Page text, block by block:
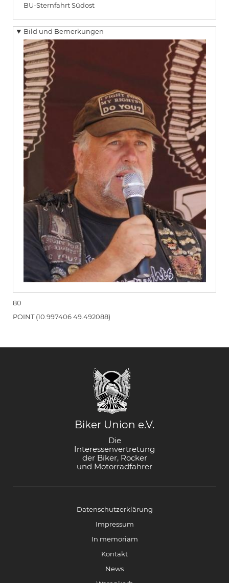
BU-Sternfahrt Südost
Bild und Bemerkungen
Bild
80
POINT (10.997406 49.492088)
Biker Union e.V.
Die
Interessenvertretung
der Biker, Rocker
und Motorradfahrer
Datenschutzerklärung
Impressum
In memoriam
Kontakt
News